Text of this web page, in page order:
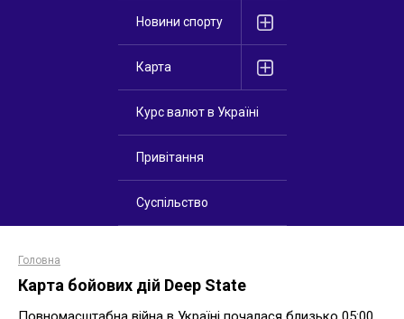
Новини спорту
Карта
Курс валют в Україні
Привітання
Суспільство
Головна
Карта бойових дій Deep State